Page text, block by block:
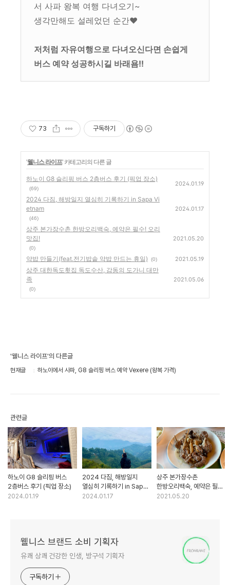
서 사파 왕복 여행 다녀오기~
생각만해도 설레었던 순간♥
저처럼 자유여행으로 다녀오신다면 손쉽게
버스 예약 성공하시길 바래욤!!
73 구독하기
'웰니스 라이프' 카테고리의 다른 글
하노이 G8 슬리핑 버스 2층버스 후기 (픽업 장소)
(69)
2024.01.19
2024 다짐, 해방일지 열심히 기록하기 in Sapa Vi
etnam
(46)
2024.01.17
상주 본가장수촌 한방오리백숙, 예약은 필수! 오리
맛집!
(0)
2021.05.20
약밥 만들기(feat.전기밥솥 약밥 만드는 휴일) (0) 2021.05.19
상주 대한독도횟집 독도수산, 감동의 도가니 대만
족
(0)
2021.05.06
'웰니스 라이프'의 다른글
현재글 하노이에서 사파, G8 슬리핑 버스 예약 Vexere (왕복 가격)
관련글
하노이 G8 슬리핑 버스
2층버스 후기 (픽업 장소)
2024.01.19
2024 다짐, 해방일지
열심히 기록하기 in Sapa
Vietnam
2024.01.17
상주 본가장수촌
한방오리백숙, 예약은 필수!
오리맛집!
2021.05.20
웰니스 브랜드 소비 기획자
유쾌 상쾌 건강한 인생, 방구석 기획자
구독하기